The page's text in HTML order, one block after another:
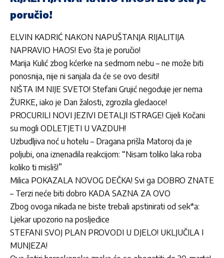
poručio!
ELVIN KADRIĆ NAKON NAPUŠTANJA RIJALITIJA
NAPRAVIO HAOS! Evo šta je poručio!
Marija Kulić zbog kćerke na sedmom nebu – ne može biti
ponosnija, nije ni sanjala da će se ovo desiti!
NIŠTA IM NIJE SVETO! Stefani Grujić negoduje jer nema
ŽURKE, iako je Dan žalosti, zgrozila gledaoce!
PROCURILI NOVI JEZIVI DETALJI ISTRAGE! Cijeli Kočani
su mogli ODLETJETI U VAZDUH!
Uzbudljiva noć u hotelu – Dragana prišla Matoroj da je
poljubi, ona iznenadila reakcijom: “Nisam toliko laka roba
koliko ti misliš!”
Milica POKAZALA NOVOG DEČKA! Svi ga DOBRO ZNATE
– Terzi neće biti dobro KADA SAZNA ZA OVO
Zbog ovoga nikada ne biste trebali apstinirati od sek*a:
Ljekar upozorio na posljedice
STEFANI SVOJ PLAN PROVODI U DJELO! UKLJUČILA I
MUNJEZA!